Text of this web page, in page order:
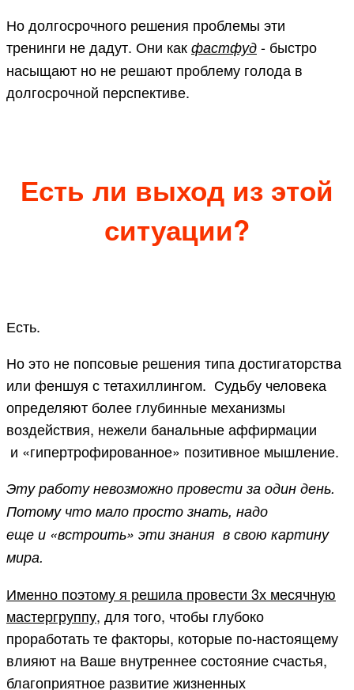
Но долгосрочного решения проблемы эти
тренинги не дадут. Они как фастфуд - быстро
насыщают но не решают проблему голода в
долгосрочной перспективе.
Есть ли выход из этой
ситуации?
Есть.
Но это не попсовые решения типа достигаторства
или феншуя с тетахиллингом. Судьбу человека
определяют более глубинные механизмы
воздействия, нежели банальные аффирмации
и «гипертрофированное» позитивное мышление.
Эту работу невозможно провести за один день.
Потому что мало просто знать, надо
еще и «встроить» эти знания в свою картину
мира.
Именно поэтому я решила провести 3х месячную
мастергруппу, для того, чтобы глубоко
проработать те факторы, которые по-настоящему
влияют на Ваше внутреннее состояние счастья,
благоприятное развитие жизненных